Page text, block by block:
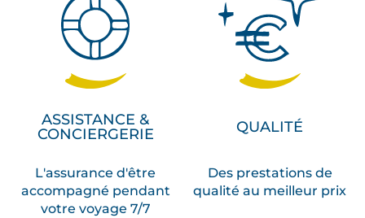
ASSISTANCE &
CONCIERGERIE
L'assurance d'être
accompagné pendant
votre voyage 7/7
QUALITÉ
Des prestations de
qualité au meilleur prix